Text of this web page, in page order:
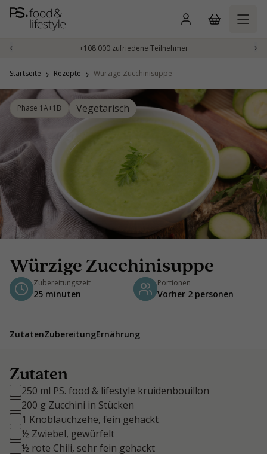
Zum
Inhalt
springen
‹ +108.000 zufriedene Teilnehmer ›
Startseite Rezepte Würzige Zucchinisuppe
Phase 1A+1B Vegetarisch
Würzige Zucchinisuppe
Zubereitungszeit
25 minuten
Portionen
Vorher 2 personen
ZutatenZubereitungErnährung
Zutaten
250 ml PS. food & lifestyle kruidenbouillon
200 g Zucchini in Stücken
1 Knoblauchzehe, fein gehackt
½ Zwiebel, gewürfelt
½ rote Chili, sehr fein gehackt